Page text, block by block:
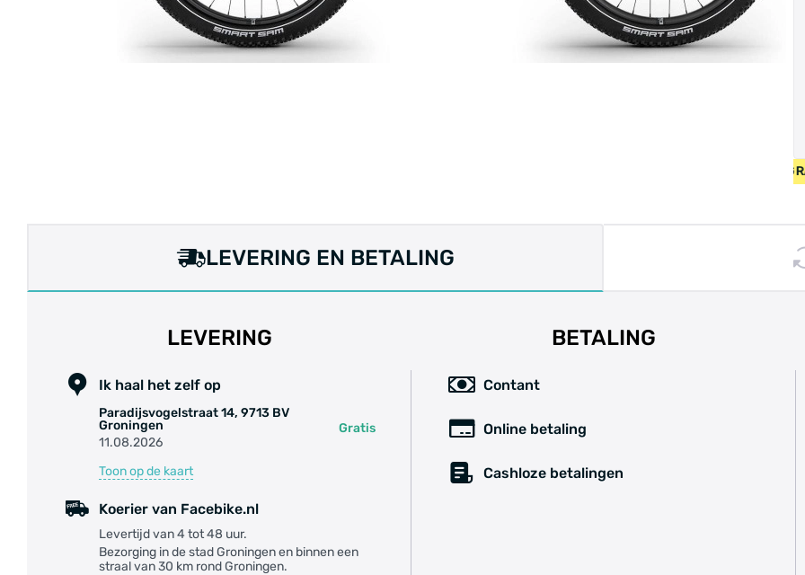
• GRATIS VERZENDING OP NIEUW FIETSEN VANAF 400 EUR • GEBRUIKT
LEVERING EN BETALING
LEVERING
Ik haal het zelf op
Paradijsvogelstraat 14, 9713 BV
Groningen
11.08.2026
Gratis
Toon op de kaart
Koerier van Facebike.nl
Levertijd van 4 tot 48 uur.
Bezorging in de stad Groningen en binnen een
straal van 30 km rond Groningen.
BETALING
Contant
Online betaling
Cashloze betalingen